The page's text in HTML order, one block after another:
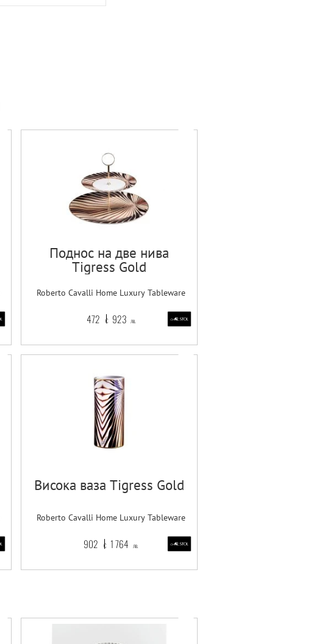
Поднос на две нива
Tigress Gold
Roberto Cavalli Home Luxury Tableware
472 € 923 лв.
Висока ваза Tigress Gold
Roberto Cavalli Home Luxury Tableware
902 € 1 764 лв.